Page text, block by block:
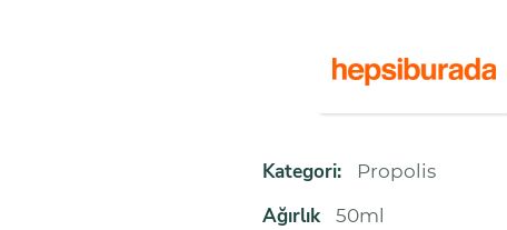
Kategori: Propolis
Ağırlık 50ml